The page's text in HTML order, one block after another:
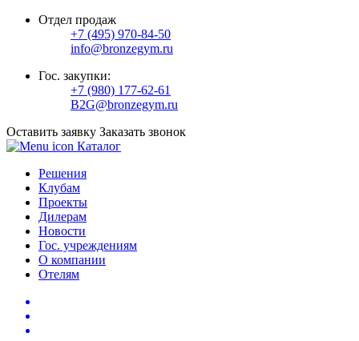
Отдел продаж
+7 (495) 970-84-50
info@bronzegym.ru
Гос. закупки:
+7 (980) 177-62-61
B2G@bronzegym.ru
Оставить заявку Заказать звонок
Каталог
Решения
Клубам
Проекты
Дилерам
Новости
Гос. учреждениям
О компании
Отелям